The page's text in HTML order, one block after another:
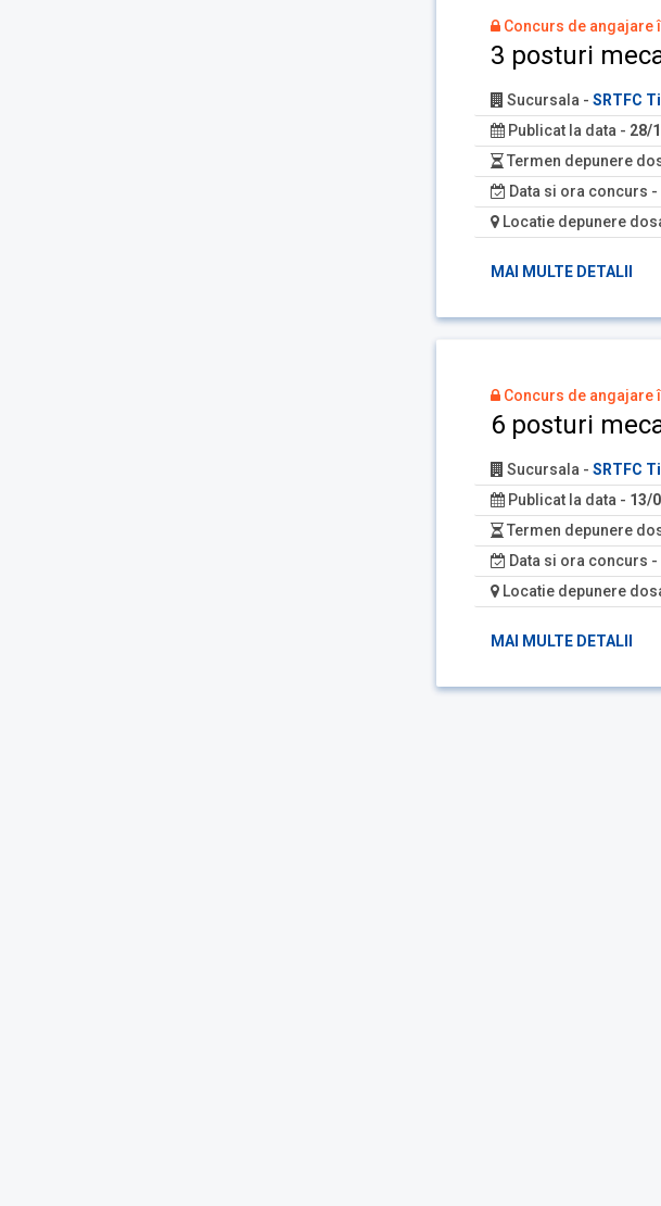
Concurs de angajare
3 posturi
Sucursala - SRTFC
Publicat la data - 28/
Termen depunere
Data si ora concurs -
Locatie depunere
MAI MULTE DETALII
Concurs de angajare
6 posturi
Sucursala - SRTFC
Publicat la data - 13/
Termen depunere
Data si ora concurs -
Locatie depunere
MAI MULTE DETALII